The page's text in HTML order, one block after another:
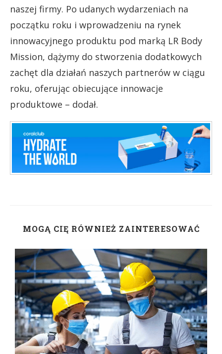
naszej firmy. Po udanych wydarzeniach na
początku roku i wprowadzeniu na rynek
innowacyjnego produktu pod marką LR Body
Mission, dążymy do stworzenia dodatkowych
zachęt dla działań naszych partnerów w ciągu
roku, oferując obiecujące innowacje
produktowe – dodał.
MOGĄ CIĘ RÓWNIEŻ ZAINTERESOWAĆ